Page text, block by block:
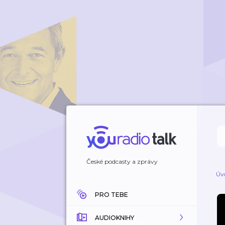
České podcasty a zprávy
PRO TEBE
AUDIOKNIHY